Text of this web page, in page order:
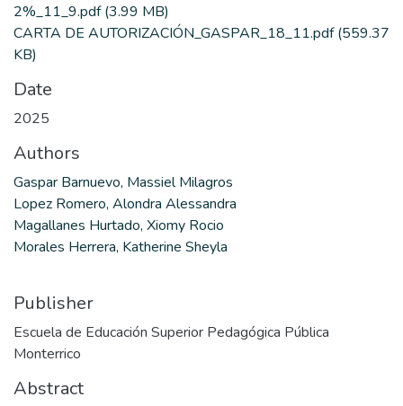
2%_11_9.pdf(3.99 MB)
CARTA DE AUTORIZACIÓN_GASPAR_18_11.pdf(559.37
KB)
Date
2025
Authors
Gaspar Barnuevo, Massiel Milagros
Lopez Romero, Alondra Alessandra
Magallanes Hurtado, Xiomy Rocio
Morales Herrera, Katherine Sheyla
Publisher
Escuela de Educación Superior Pedagógica Pública
Monterrico
Abstract